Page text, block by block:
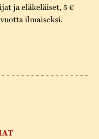
ja eläkeläiset, 5 €
ilmaiseksi.